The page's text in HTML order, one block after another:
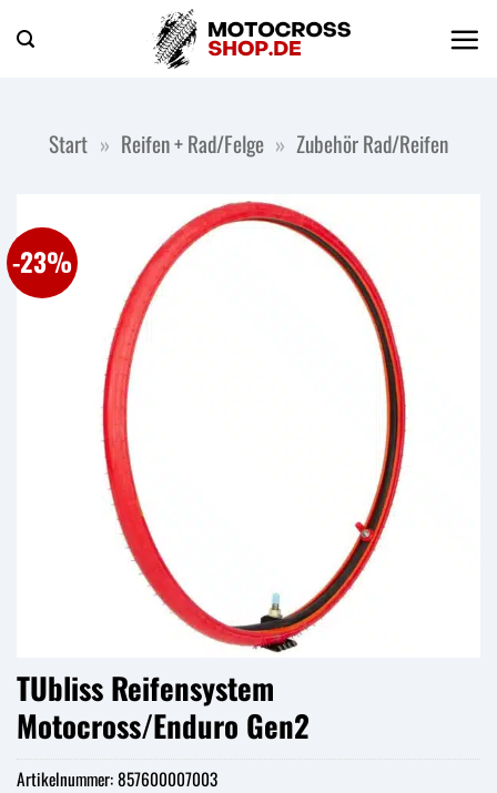
Inhalt
Start » Reifen + Rad/Felge » Zubehör Rad/Reifen
-23%
TUbliss Reifensystem
Motocross/Enduro Gen2
Artikelnummer:857600007003